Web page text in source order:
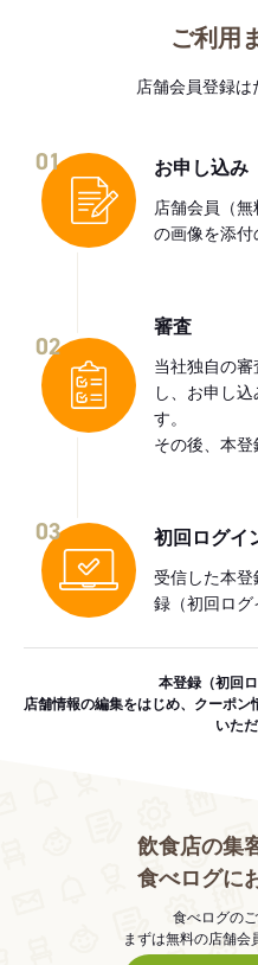
ご利用
店舗会員登録
01 お申し込み
店舗会員（
の画像を添付
02
審査
当社独自の
し、お申し
す。
その後、本登
03 初回ログイ
受信した本
録（初回ログ
本登録（初回
店舗情報の編集をはじめ、クーポ
いた
飲食店の集
食べログに
食べログの
まずは無料の店舗会